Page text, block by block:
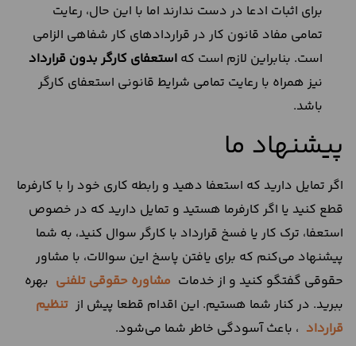
برای اثبات ادعا در دست ندارند اما با این حال، رعایت
تمامی مفاد قانون کار در قراردادهای کار شفاهی الزامی
است. بنابراین لازم است که استعفای کارگر بدون قرارداد
نیز همراه با رعایت تمامی شرایط قانونی استعفای کارگر
باشد.
پیشنهاد ما
اگر تمایل دارید که استعفا دهید و رابطه کاری خود را با کارفرما
قطع کنید یا اگر کارفرما هستید و تمایل دارید که در خصوص
استعفا، ترک کار یا فسخ قرارداد با کارگر سوال کنید، به شما
پیشنهاد می‌کنم که برای یافتن پاسخ این سوالات، با مشاور
حقوقی گفتگو کنید و از خدمات مشاوره حقوقی تلفنی بهره
ببرید. در کنار شما هستیم. این اقدام قطعا پیش از تنظیم
قرارداد ، باعث آسودگی خاطر شما می‌شود.